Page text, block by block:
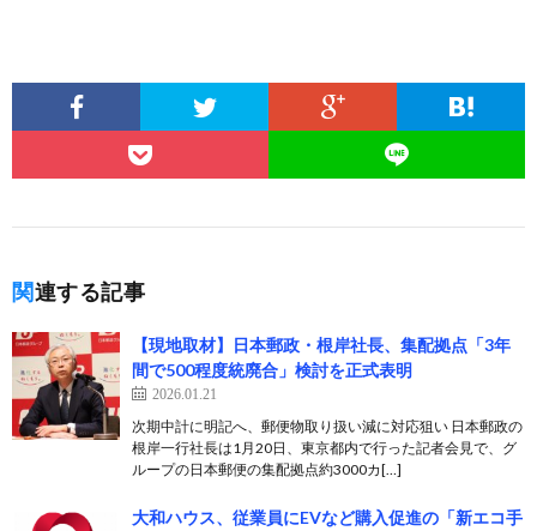
関連する記事
【現地取材】日本郵政・根岸社長、集配拠点「3年
間で500程度統廃合」検討を正式表明
2026.01.21
次期中計に明記へ、郵便物取り扱い減に対応狙い 日本郵政の
根岸一行社長は1月20日、東京都内で行った記者会見で、グ
ループの日本郵便の集配拠点約3000カ[…]
大和ハウス、従業員にEVなど購入促進の「新エコ手